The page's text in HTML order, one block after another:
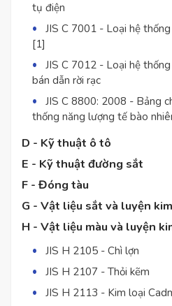
tụ điện
JIS C 7001 - Loại hệ
[1]
JIS C 7012 - Loại hệ
bán dẫn rời rạc
JIS C 8800: 2008 - Bảng
thống năng lượng tế bào
D - Kỹ thuật ô tô
E - Kỹ thuật đường sắt
F - Đóng tàu
G - Vật liệu sắt và luyện kim
H - Vật liệu màu và luyện
JIS H 2105 - Chì lợn
JIS H 2107 - Thỏi kẽm
JIS H 2113 - Kim loại